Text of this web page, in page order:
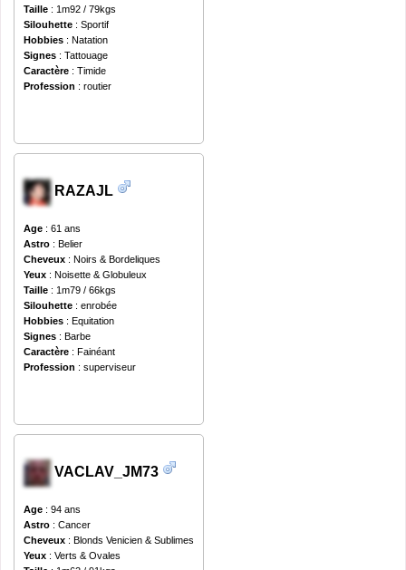
Taille : 1m92 / 79kgs
Silouhette : Sportif
Hobbies : Natation
Signes : Tattouage
Caractère : Timide
Profession : routier
RAZAJL
Age : 61 ans
Astro : Belier
Cheveux : Noirs & Bordeliques
Yeux : Noisette & Globuleux
Taille : 1m79 / 66kgs
Silouhette : enrobée
Hobbies : Equitation
Signes : Barbe
Caractère : Fainéant
Profession : superviseur
VACLAV_JM73
Age : 94 ans
Astro : Cancer
Cheveux : Blonds Venicien & Sublimes
Yeux : Verts & Ovales